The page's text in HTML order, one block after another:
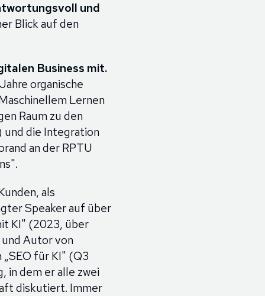
und
Blick auf den
Business mit.
organische
Lernen
Raum zu den
die Integration
an der RPTU
als
Speaker auf über
KI" (2023, über
Autor von
für KI" (Q3
in dem er alle zwei
diskutiert. Immer